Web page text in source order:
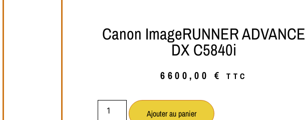
Canon ImageRUNNER ADVANCE
DX C5840i
6600,00 € TTC
Ajouter au panier